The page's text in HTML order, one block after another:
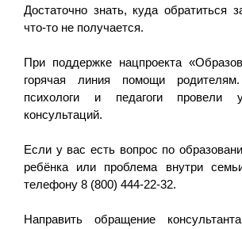
Достаточно знать, куда обратиться
что-то не получается.
При поддержке нацпроекта
горячая линия помощи
психологи и педагоги
консультаций.
Если у вас есть вопрос по
ребёнка или проблема внутри
телефону 8 (800) 444-22-32.
Направить обращение